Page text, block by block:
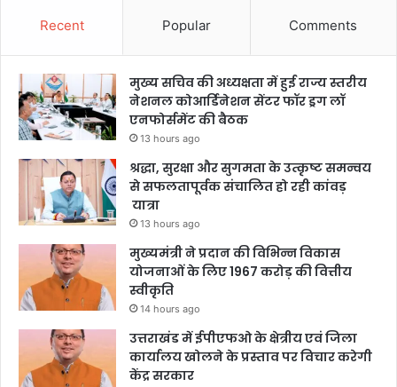
Recent Popular Comments
मुख्य सचिव की अध्यक्षता में हुई राज्य स्तरीय
नेशनल कोआर्डिनेशन सेंटर फॉर ड्रग लॉ
एनफोर्समेंट की बैठक
13 hours ago
श्रद्धा, सुरक्षा और सुगमता के उत्कृष्ट समन्वय
से सफलतापूर्वक संचालित हो रही कांवड़
यात्रा
13 hours ago
मुख्यमंत्री ने प्रदान की विभिन्न विकास
योजनाओं के लिए 1967 करोड़ की वित्तीय
स्वीकृति
14 hours ago
उत्तराखंड में ईपीएफओ के क्षेत्रीय एवं जिला
कार्यालय खोलने के प्रस्ताव पर विचार करेगी
केंद्र सरकार